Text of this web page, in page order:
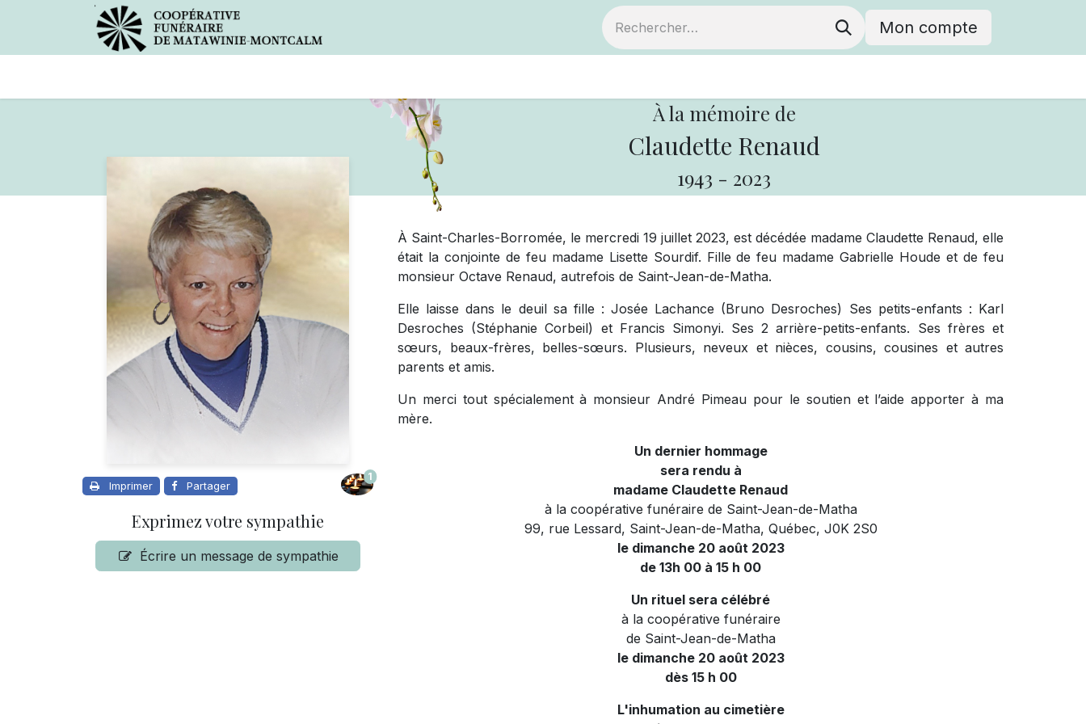
Mon compte
À la mémoire de
Claudette Renaud
1943 - 2023
Imprimer Partager
1
Exprimez votre sympathie
Écrire un message de sympathie
À Saint-Charles-Borromée, le mercredi 19 juillet 2023, est décédée madame Claudette Renaud, elle
était la conjointe de feu madame Lisette Sourdif. Fille de feu madame Gabrielle Houde et de feu
monsieur Octave Renaud, autrefois de Saint-Jean-de-Matha.
Elle laisse dans le deuil sa fille : Josée Lachance (Bruno Desroches) Ses petits-enfants : Karl
Desroches (Stéphanie Corbeil) et Francis Simonyi. Ses 2 arrière-petits-enfants. Ses frères et
sœurs, beaux-frères, belles-sœurs. Plusieurs, neveux et nièces, cousins, cousines et autres
parents et amis.
Un merci tout spécialement à monsieur André Pimeau pour le soutien et l’aide apporter à ma
mère.
Un dernier hommage
sera rendu à
madame Claudette Renaud
à la coopérative funéraire de Saint-Jean-de-Matha
99, rue Lessard, Saint-Jean-de-Matha, Québec, J0K 2S0
le dimanche 20 août 2023
de 13h 00 à 15 h 00
Un rituel sera célébré
à la coopérative funéraire
de Saint-Jean-de-Matha
le dimanche 20 août 2023
dès 15 h 00
L'inhumation au cimetière